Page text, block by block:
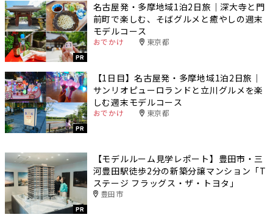
PR
名古屋発・多摩地域1泊2日旅｜深大寺と門
前町で楽しむ、そばグルメと癒やしの週末
モデルコース
おでかけ 東京都
PR
【1日目】名古屋発・多摩地域1泊2日旅｜
サンリオピューロランドと立川グルメを楽
しむ週末モデルコース
おでかけ 東京都
PR
【モデルルーム見学レポート】豊田市・三
河豊田駅徒歩2分の新築分譲マンション「T
ステージ フラッグス・ザ・トヨタ」
豊田市